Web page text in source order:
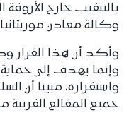
بالتنقيب خارج
وكالة معادن
وأكد أن هذا القرار
وإنما يهدف إلى حماية
واستقراره، مبينا أن
جميع المقالع القريبة